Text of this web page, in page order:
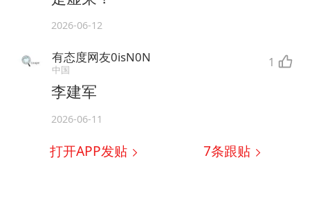
2026-06-12
有态度网友0isN0N
中国 1
李建军
2026-06-11
打开APP发贴 7条跟贴